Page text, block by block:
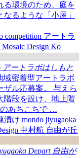
る環境のため、庭を
るような「小屋」
アートラボはしもと
域密着型アートラボ
ザル応募案。 与えら
階段を設け、地上階
あちこちで …
Depart 自由が